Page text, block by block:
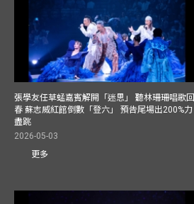
張學友任草蜢嘉賓解開「迷思」 聽林珊珊唱歌回
春 蘇志威紅館倒數「登六」 預告尾場出200%力
盡跳
2026-05-03
更多